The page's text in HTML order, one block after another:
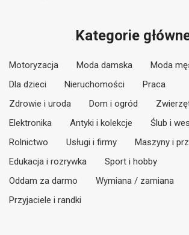
Kategorie
Motoryzacja Moda damska
Moda
Dla dzieci
Nieruchomości
Praca
Zdrowie i uroda
Dom i ogród
Elektronika
Antyki i kolekcje
Ślub i
Rolnictwo
Usługi i firmy
Maszyny i
Edukacja i rozrywka
Sport i hobby
Oddam za darmo
Wymiana / zamiana
Przyjaciele i randki